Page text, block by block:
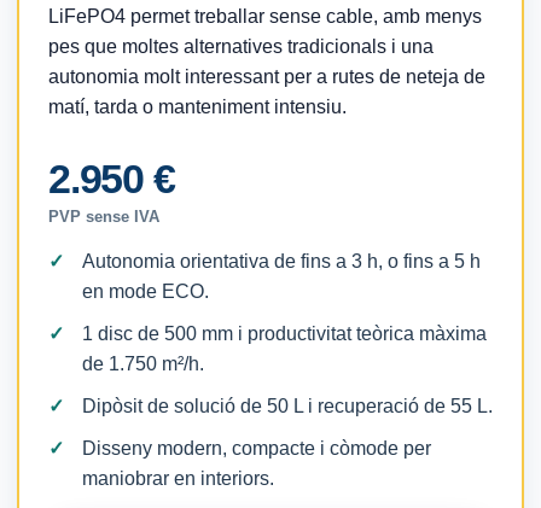
LiFePO4 permet treballar sense cable, amb menys
pes que moltes alternatives tradicionals i una
autonomia molt interessant per a rutes de neteja de
matí, tarda o manteniment intensiu.
2.950 €
PVP sense IVA
Autonomia orientativa de fins a 3 h, o fins a 5 h
en mode ECO.
1 disc de 500 mm i productivitat teòrica màxima
de 1.750 m²/h.
Dipòsit de solució de 50 L i recuperació de 55 L.
Disseny modern, compacte i còmode per
maniobrar en interiors.